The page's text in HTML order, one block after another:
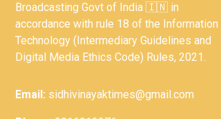
Broadcasting Govt of India 🇮🇳 in
accordance with rule 18 of the Information
Technology (Intermediary Guidelines and
Digital Media Ethics Code) Rules, 2021.
Email: sidhivinayaktimes@gmail.com